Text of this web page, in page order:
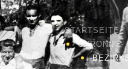
STARTSEITE
CHRONIK -